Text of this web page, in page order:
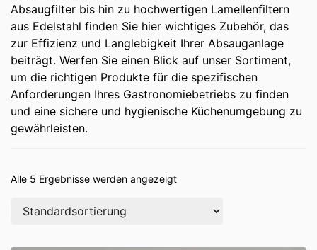
Absaugfilter bis hin zu hochwertigen Lamellenfiltern
aus Edelstahl finden Sie hier wichtiges Zubehör, das
zur Effizienz und Langlebigkeit Ihrer Absauganlage
beiträgt. Werfen Sie einen Blick auf unser Sortiment,
um die richtigen Produkte für die spezifischen
Anforderungen Ihres Gastronomiebetriebs zu finden
und eine sichere und hygienische Küchenumgebung zu
gewährleisten.
Alle 5 Ergebnisse werden angezeigt